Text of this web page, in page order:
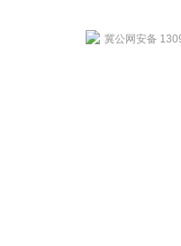
冀公网安备